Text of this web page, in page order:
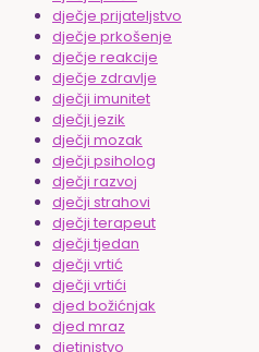
dječje prijateljstvo
dječje prkošenje
dječje reakcije
dječje zdravlje
dječji imunitet
dječji jezik
dječji mozak
dječji psiholog
dječji razvoj
dječji strahovi
dječji terapeut
dječji tjedan
dječji vrtić
dječji vrtići
djed božićnjak
djed mraz
djetinjstvo